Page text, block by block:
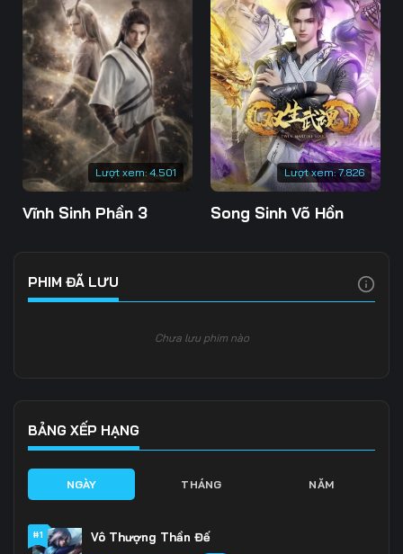
Lượt xem: 4.501
Vĩnh Sinh Phần 3
Lượt xem:7.826
Song Sinh Võ Hồn
PHIM ĐÃ LƯU
Chưa lưu phim nào
BẢNG XẾP HẠNG
NGÀY THÁNG NĂM
#1 Vô Thượng Thần Đế